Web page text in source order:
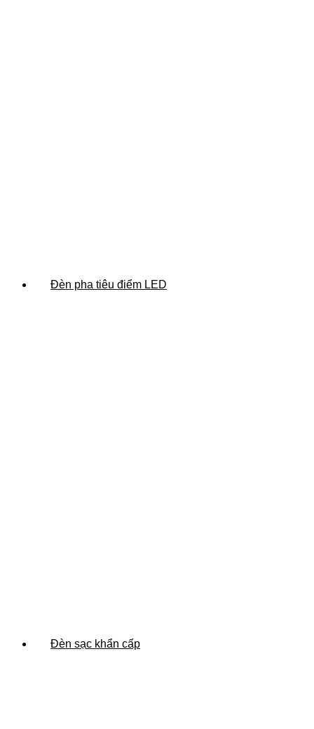
Đèn pha tiêu điểm LED
Đèn sạc khẩn cấp